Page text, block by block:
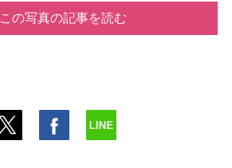
この写真の記事を読む